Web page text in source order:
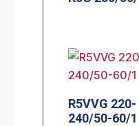
R5VVG 220-
240/50-60/1